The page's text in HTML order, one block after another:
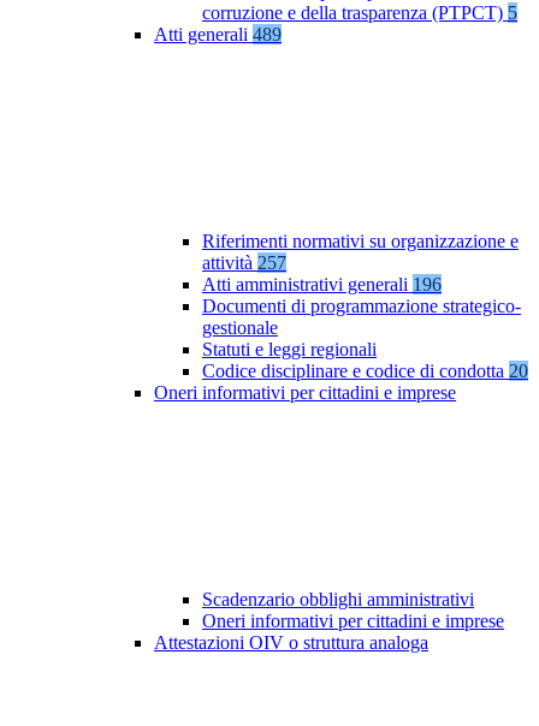
corruzione e della trasparenza (PTPCT) 5
Atti generali 489
Riferimenti normativi su organizzazione e
attività 257
Atti amministrativi generali 196
Documenti di programmazione strategico-
gestionale
Statuti e leggi regionali
Codice disciplinare e codice di condotta 20
Oneri informativi per cittadini e imprese
Scadenzario obblighi amministrativi
Oneri informativi per cittadini e imprese
Attestazioni OIV o struttura analoga